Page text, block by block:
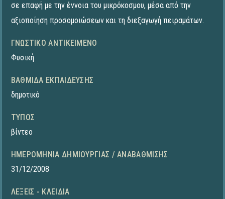
σε επαφή με την έννοια του μικρόκοσμου, μέσα από την
αξιοποίηση προσομοιώσεων και τη διεξαγωγή πειραμάτων.
ΓΝΩΣΤΙΚΌ ΑΝΤΙΚΕΊΜΕΝΟ
Φυσική
ΒΑΘΜΊΔΑ ΕΚΠΑΊΔΕΥΣΗΣ
δημοτικό
ΤΎΠΟΣ
βίντεο
ΗΜΕΡΟΜΗΝΊΑ ΔΗΜΙΟΥΡΓΊΑΣ / ΑΝΑΒΆΘΜΙΣΗΣ
31/12/2008
ΛΈΞΕΙΣ - ΚΛΕΙΔΙΆ